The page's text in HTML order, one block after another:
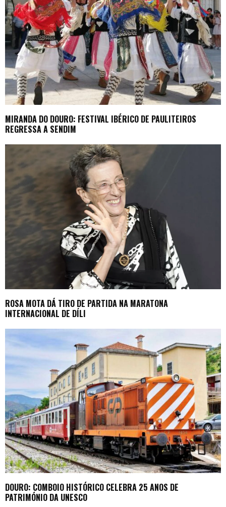
MIRANDA DO DOURO: FESTIVAL IBÉRICO DE PAULITEIROS
REGRESSA A SENDIM
ROSA MOTA DÁ TIRO DE PARTIDA NA MARATONA
INTERNACIONAL DE DÍLI
DOURO: COMBOIO HISTÓRICO CELEBRA 25 ANOS DE
PATRIMÓNIO DA UNESCO